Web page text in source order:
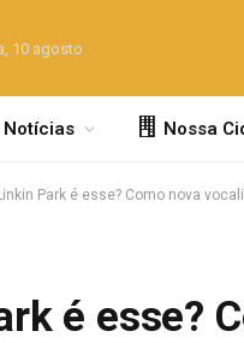
10 agosto
Notícias Nossa
Park é esse? Como nova
é esse?